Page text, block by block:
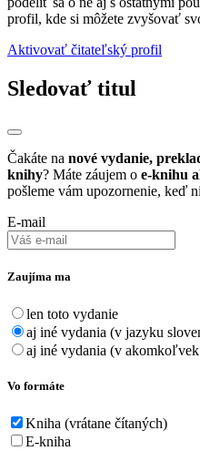
profil, kde si môžete zvyšovať
Aktivovať čitateľský profil
Sledovať titul
Čakáte na nové vydanie,
knihy? Máte záujem o e-knihu
pošleme vám upozornenie, keď
E-mail
Zaujíma ma
len toto vydanie
aj iné vydania (v jazyku
aj iné vydania (v
Vo formáte
Kniha (vrátane čítaných)
E-kniha